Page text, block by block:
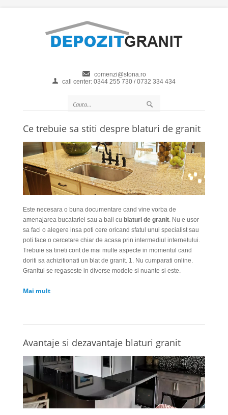
comenzi@stona.ro
call center: 0344 255 730 / 0732 334 434
Ce trebuie sa stiti despre blaturi de granit
Este necesara o buna documentare cand vine vorba de
amenajarea bucatariei sau a baii cu blaturi de granit . Nu e usor
sa faci o alegere insa poti cere oricand sfatul unui specialist sau
poti face o cercetare chiar de acasa prin intermediul internetului.
Trebuie sa tineti cont de mai multe aspecte in momentul cand
doriti sa achizitionati un blat de granit. 1. Nu cumparati online.
Granitul se regaseste in diverse modele si nuante si este.
Mai mult
Avantaje si dezavantaje blaturi granit